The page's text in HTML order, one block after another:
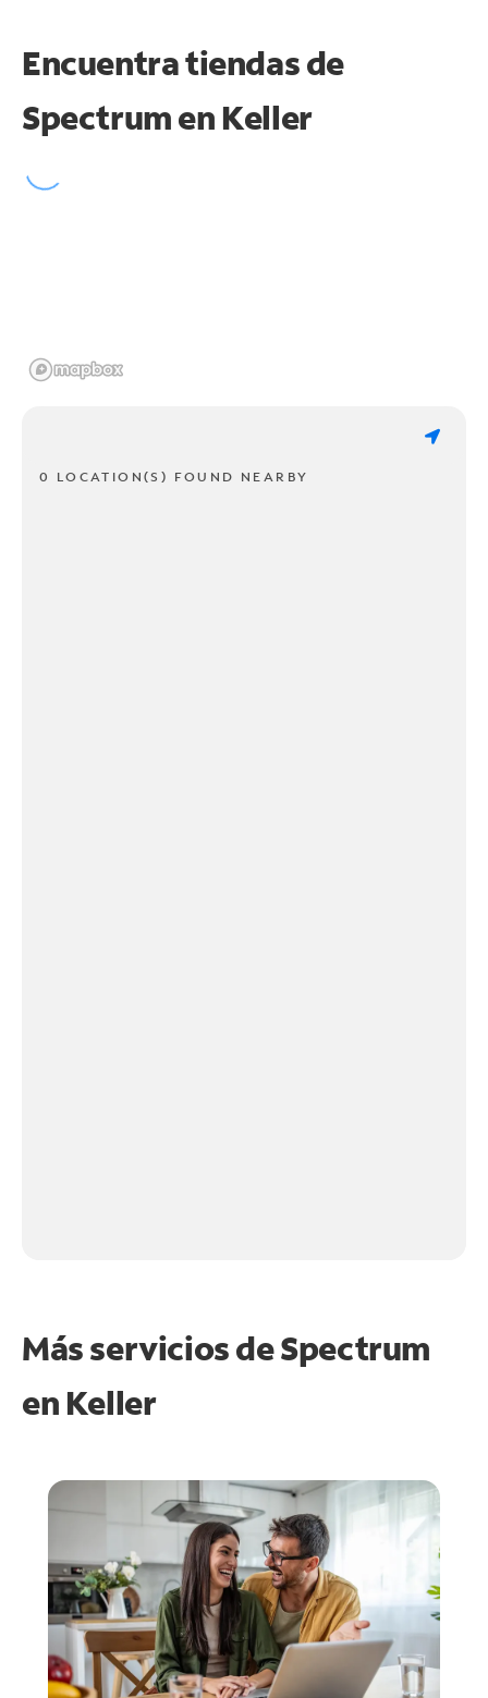
Encuentra tiendas de
Spectrum en Keller
0 LOCATION(S) FOUND NEARBY
Más servicios de Spectrum
en Keller